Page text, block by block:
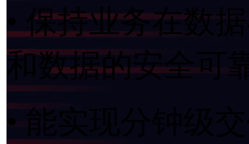
• 保持业务在数据
和数据的安全可